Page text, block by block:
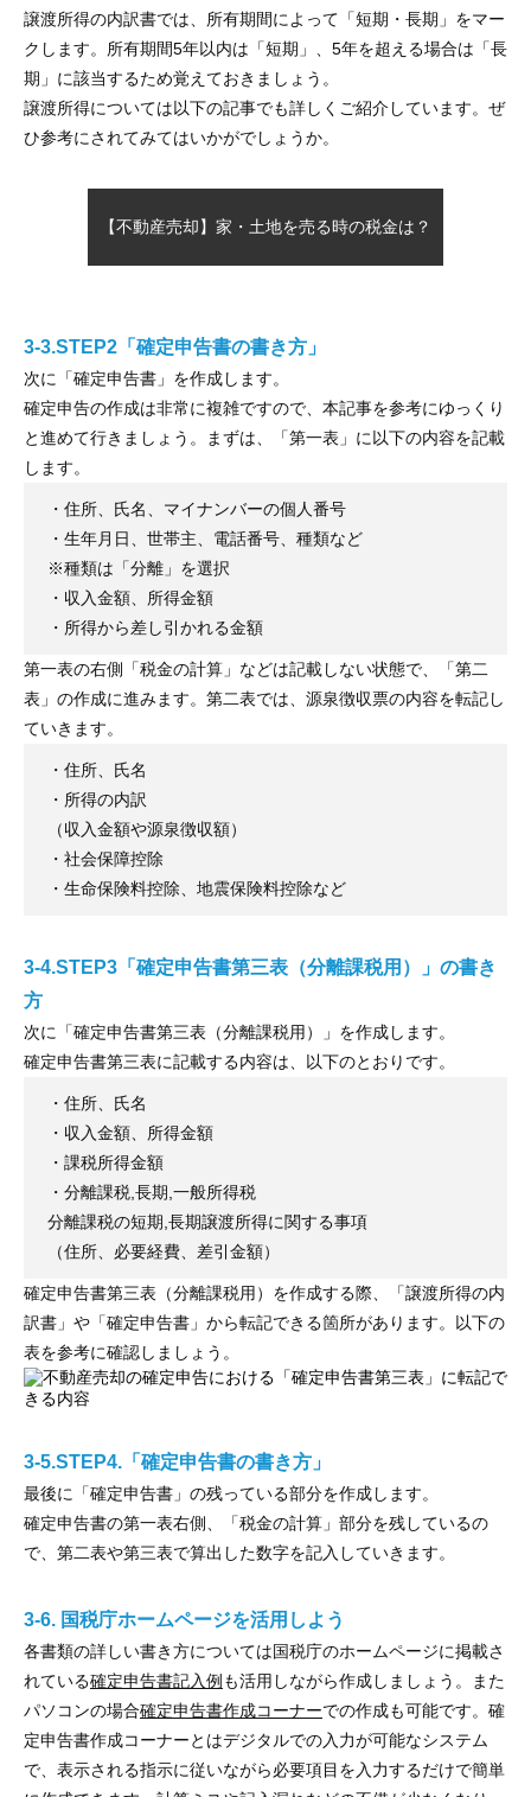
譲渡所得の内訳書では、所有期間によって「短期・長期」をマー
クします。所有期間5年以内は「短期」、5年を超える場合は「長
期」に該当するため覚えておきましょう。
譲渡所得については以下の記事でも詳しくご紹介しています。ぜ
ひ参考にされてみてはいかがでしょうか。
【不動産売却】家・土地を売る時の税金は？
3-3.STEP2「確定申告書の書き方」
次に「確定申告書」を作成します。
確定申告の作成は非常に複雑ですので、本記事を参考にゆっくり
と進めて行きましょう。まずは、「第一表」に以下の内容を記載
します。
・住所、氏名、マイナンバーの個人番号
・生年月日、世帯主、電話番号、種類など
※種類は「分離」を選択
・収入金額、所得金額
・所得から差し引かれる金額
第一表の右側「税金の計算」などは記載しない状態で、「第二
表」の作成に進みます。第二表では、源泉徴収票の内容を転記し
ていきます。
・住所、氏名
・所得の内訳
（収入金額や源泉徴収額）
・社会保障控除
・生命保険料控除、地震保険料控除など
3-4.STEP3「確定申告書第三表（分離課税用）」の書き
方
次に「確定申告書第三表（分離課税用）」を作成します。
確定申告書第三表に記載する内容は、以下のとおりです。
・住所、氏名
・収入金額、所得金額
・課税所得金額
・分離課税,長期,一般所得税
分離課税の短期,長期譲渡所得に関する事項
（住所、必要経費、差引金額）
確定申告書第三表（分離課税用）を作成する際、「譲渡所得の内
訳書」や「確定申告書」から転記できる箇所があります。以下の
表を参考に確認しましょう。
3-5.STEP4.「確定申告書の書き方」
最後に「確定申告書」の残っている部分を作成します。
確定申告書の第一表右側、「税金の計算」部分を残しているの
で、第二表や第三表で算出した数字を記入していきます。
3-6. 国税庁ホームページを活用しよう
各書類の詳しい書き方については国税庁のホームページに掲載さ
れている確定申告書記入例 も活用しながら作成しましょう。また
パソコンの場合確定申告書作成コーナーでの作成も可能です。確
定申告書作成コーナーとはデジタルでの入力が可能なシステム
で、表示される指示に従いながら必要項目を入力するだけで簡単